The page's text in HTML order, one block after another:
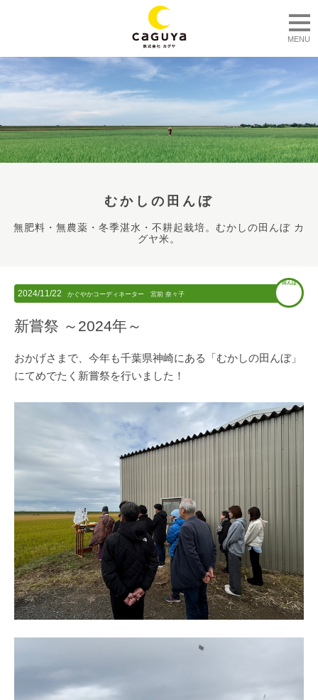
MENU
むかしの田んぼ
無肥料・無農薬・冬季湛水・不耕起栽培。むかしの田んぼ カ
グヤ米。
2024/11/22 かぐやかコーディネーター 宮前 奈々子
田んぼ
新嘗祭 ～2024年～
おかげさまで、今年も千葉県神崎にある「むかしの田んぼ」
にてめでたく新嘗祭を行いました！